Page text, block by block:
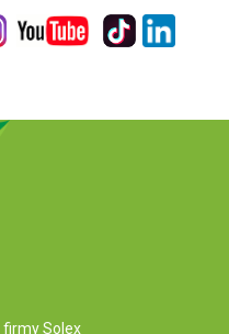
firmy Solex